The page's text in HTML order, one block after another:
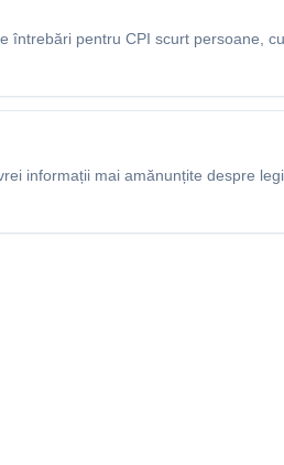
întrebări pentru CPI scurt persoane,
informații mai amănunțite despre